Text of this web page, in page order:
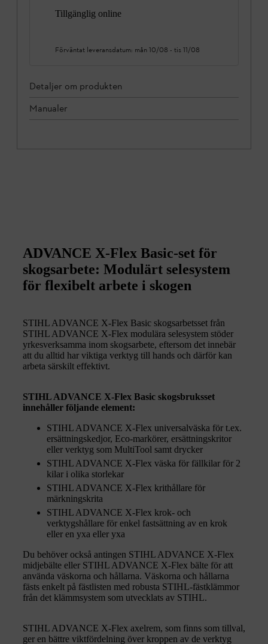
Tillgänglig online
Förväntat leveransdatum: mån 10/08 - tis 11/08
Detaljer om produkten
Manualer
ADVANCE X-Flex Basic-set för
skogsarbete: Modulärt selesystem
för flexibelt arbete i skogen
STIHL ADVANCE X-Flex Basic skogsarbetsset från
STIHL ADVANCE X-Flex modulära selesystem stöder
yrkesverksamma inom skogsarbete, eftersom det innebär
att du alltid har viktiga verktyg till hands och därför kan
arbeta särskilt effektivt.
STIHL ADVANCE X-Flex Basic skogsbruksset
innehåller följande element:
STIHL ADVANCE X-Flex universalväska för t.ex.
ersättningskedjor, Eco-markörer, ersättningskritor
eller verktyg som MultiTool samt drycker
STIHL ADVANCE X-Flex väska för fällkilar för 2
kilar i olika storlekar
STIHL ADVANCE X-Flex krithållare för
märkningskrita
STIHL ADVANCE X-Flex krok- och
verktygshållare för enkel fastsättning av en krok
eller en yxa eller yxa
Du behöver också antingen STIHL ADVANCE X-Flex
midjebälte eller STIHL ADVANCE X-Flex bälte för att
använda väskorna och hållarna. Väskorna och hållarna
fästs enkelt på fästlisten med robusta STIHL-fästklämmor
från det klämmsystem som utvecklats av STIHL.
STIHL ADVANCE X-Flex axelrem, som finns som tillval,
ger en bättre viktfördelning över kroppen av de verktyg